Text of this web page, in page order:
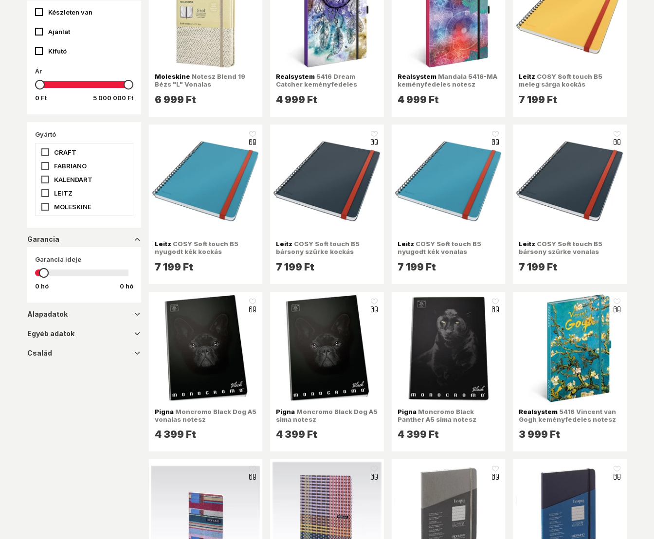
Moleskine Notesz Blend 19
Bézs "L" Vonalas
6 999 Ft
Realsystem 5416 Dream
Catcher keményfedeles
4 999 Ft
RealsystemMandala 5416-MA
keményfedeles notesz
4 999 Ft
Leitz COSY Soft touch B5
meleg sárga kockás
7 199 Ft
like_16
Leitz COSY Soft touch B5
nyugodt kék kockás
7 199 Ft
like_16
Leitz COSY Soft touch B5
bársony szürke kockás
7 199 Ft
like_16
Leitz COSY Soft touch B5
nyugodt kék vonalas
7 199 Ft
like_16
Leitz COSY Soft touch B5
bársony szürke vonalas
7 199 Ft
like_16
PignaMoncromo Black Dog A5
vonalas notesz
4 399 Ft
like_16
Pigna Moncromo Black Dog A5
sima notesz
4 399 Ft
like_16
PignaMoncromo Black
Panther A5 sima notesz
4 399 Ft
like_16
Realsystem 5416 Vincent van
Gogh keményfedeles notesz
3 999 Ft
like_16 like_16
Készleten van
Ajánlat
Kifutó
Ár
0 Ft 5 000 000 Ft
Gyártó
CRAFT
FABRIANO
KALENDART
LEITZ
MOLESKINE
STUDIO 68
Garancia dropup_16
Garancia ideje
0 hó 0 hó
Alapadatok dropdown_16
Egyéb adatok dropdown_16
Család dropdown_16